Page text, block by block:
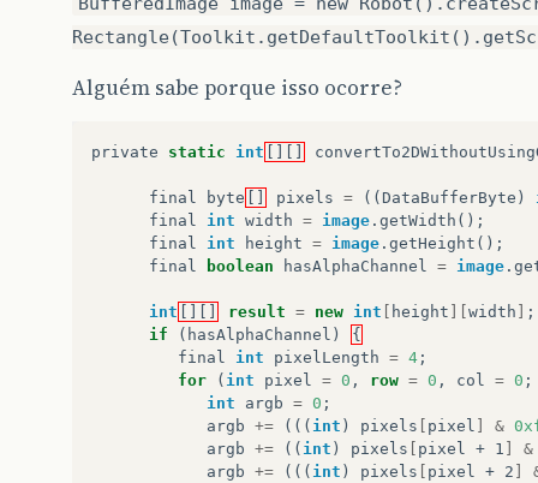
Alguém sabe porque isso ocorre?
private static int
final byte pixels = (( DataBufferByte )
final
int width = image . getWidth ();
final
int height = image . getHeight ();
final
boolean hasAlphaChannel = image .
int result = new int height width
;
if
( hasAlphaChannel )
{
final
int pixelLength = 4 ;
for
( int pixel = 0 , row = 0 , col = 0 ;
int
argb = 0 ;
argb += ((( int ) pixels pixel &
argb += (( int ) pixels pixel + 1
&
argb += ((( int ) pixels pixel + 2